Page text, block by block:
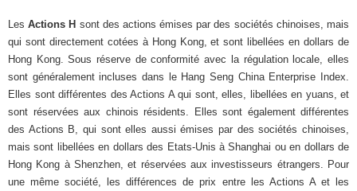
LesActions H sont des actions émises par des sociétés chinoises, mais
qui sont directement cotées à Hong Kong, et sont libellées en dollars de
Hong Kong. Sous réserve de conformité avec la régulation locale, elles
sont généralement incluses dans le Hang Seng China Enterprise Index.
Elles sont différentes des Actions A qui sont, elles, libellées en yuans, et
sont réservées aux chinois résidents. Elles sont également différentes
des Actions B, qui sont elles aussi émises par des sociétés chinoises,
mais sont libellées en dollars des Etats-Unis à Shanghai ou en dollars de
Hong Kong à Shenzhen, et réservées aux investisseurs étrangers. Pour
une même société, les différences de prix entre les Actions A et les